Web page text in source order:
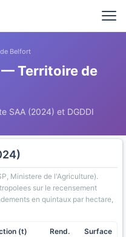
Belfort
Territoire de
SAA (2024) et DGDDI
Ministere de l'Agriculture).
sur le recensement
en quintaux par hectare,
(t)
Rend.
Surface